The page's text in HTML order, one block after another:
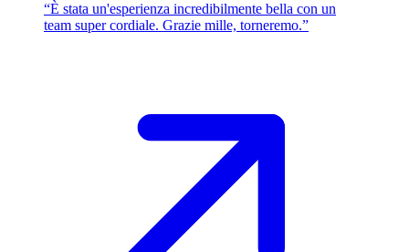
“È stata un'esperienza incredibilmente bella con un
team super cordiale. Grazie mille, torneremo.”